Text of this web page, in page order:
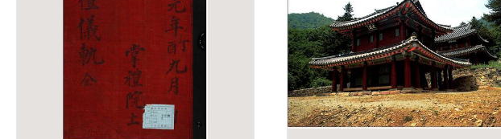
설명
AND
“정조”와 “정약용”이 동시에 포함된 자료를 검
색
OR “정조” 또는 “정약용”이 포함된 자료를 검색
NOT
“정조”가 나온 후 “정약용”이 나오지 않는 자
료를 검색